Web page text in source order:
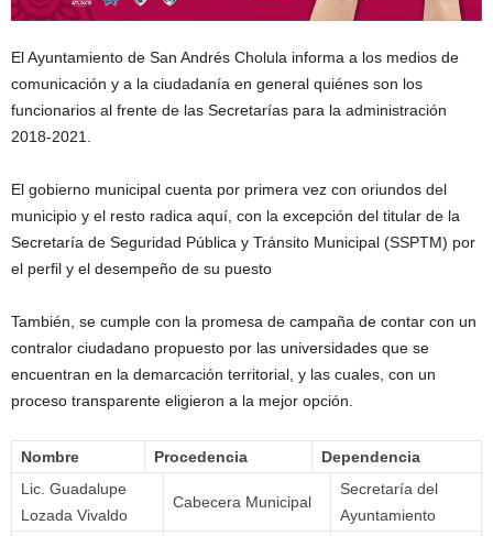
El Ayuntamiento de San Andrés Cholula informa a los medios de
comunicación y a la ciudadanía en general quiénes son los
funcionarios al frente de las Secretarías para la administración
2018-2021.
El gobierno municipal cuenta por primera vez con oriundos del
municipio y el resto radica aquí, con la excepción del titular de la
Secretaría de Seguridad Pública y Tránsito Municipal (SSPTM) por
el perfil y el desempeño de su puesto
También, se cumple con la promesa de campaña de contar con un
contralor ciudadano propuesto por las universidades que se
encuentran en la demarcación territorial, y las cuales, con un
proceso transparente eligieron a la mejor opción.
Nombre Procedencia
Dependencia
Lic. Guadalupe
Lozada Vivaldo
Cabecera Municipal
Secretaría del
Ayuntamiento